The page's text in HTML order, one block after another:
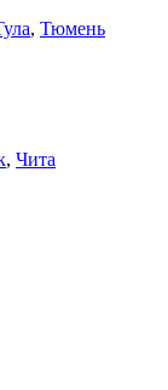
, Тюмень
, Чита